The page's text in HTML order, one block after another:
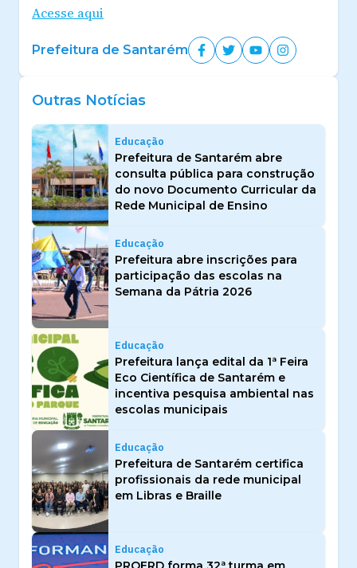
Acesse aqui
Prefeitura de Santarém
Outras Notícias
Educação
Prefeitura de Santarém abre
consulta pública para construção
do novo Documento Curricular da
Rede Municipal de Ensino
Educação
Prefeitura abre inscrições para
participação das escolas na
Semana da Pátria 2026
Educação
Prefeitura lança edital da 1ª Feira
Eco Científica de Santarém e
incentiva pesquisa ambiental nas
escolas municipais
Educação
Prefeitura de Santarém certifica
profissionais da rede municipal
em Libras e Braille
Educação